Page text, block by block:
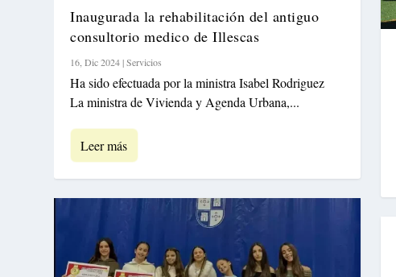
Inaugurada la rehabilitación del antiguo
consultorio medico de Illescas
16, Dic 2024|Servicios
Ha sido efectuada por la ministra Isabel Rodriguez
La ministra de Vivienda y Agenda Urbana,...
Leer más